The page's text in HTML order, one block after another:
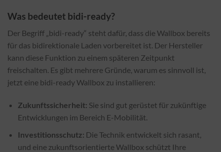
Was bedeutet bidi-ready?
Der Begriff „bidi-ready“ steht dafür, dass die Wallbox bereits
für das bidirektionale Laden vorbereitet ist. Der Hersteller
kann diese Funktion zu einem späteren Zeitpunkt
freischalten. Es gibt mehrere Gründe, warum es sinnvoll ist,
jetzt eine bidi-ready Wallbox zu installieren:
Zukunftssicherheit: Sie sind gut gerüstet für zukünftige
Entwicklungen im Bereich E-Mobilität.
Investitionsschutz: Die Technik entwickelt sich rasant,
und eine zukunftsorientierte Wallbox schützt Ihre